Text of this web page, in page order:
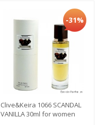
-31%
Clive&Keira 1066 SCANDAL
VANILLA 30ml for women